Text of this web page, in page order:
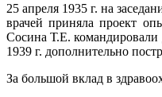
25 апреля 1935 г. на
врачей приняла проект
Сосина Т.Е. командировали
1939 г. дополнительно
За большой вклад в